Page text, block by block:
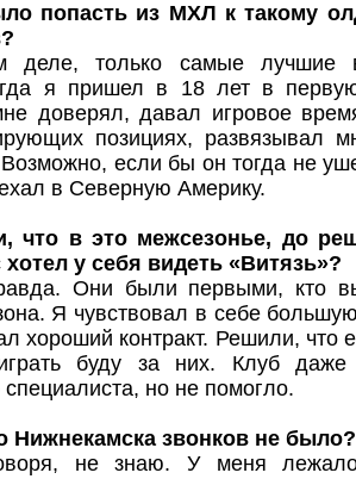
попасть из МХЛ к такому
только самые лучшие
я пришел в 18 лет в
доверял, давал игровое
позициях, развязывал
если бы он тогда не
в Северную Америку.
что в это межсезонье, до
у себя видеть «Витязь»?
Они были первыми, кто
Я чувствовал в себе
хороший контракт. Решили, что
буду за них. Клуб даже
специалиста, но не помогло.
Нижнекамска звонков не было?
не знаю. У меня